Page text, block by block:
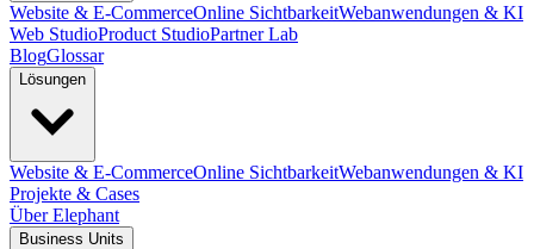
Website & E-CommerceOnline SichtbarkeitWebanwendungen & KI
Web StudioProduct StudioPartner Lab
BlogGlossar
Lösungen
Website & E-CommerceOnline SichtbarkeitWebanwendungen & KI
Projekte & Cases
Über Elephant
Business Units